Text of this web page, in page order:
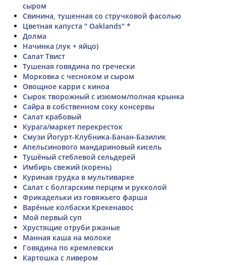
сыром
Свинина, тушенная со стручковой фасолью
Цветная капуста " Oaklands" *
Долма
Начинка (лук + яйцо)
Салат Твист
Тушеная говядина по гречески
Морковка с чесноком и сыром
Овощное карри с киноа
Сырок творожный с изюмом/полная крынка
Сайра в собственном соку консервы
Салат крабовый
Курага/маркет перекресток
Смузи Йогурт-Клубника-Банан-Базилик
Апельсинового мандариновый кисель
Тушёный стеблевой сельдерей
Имбирь свежий (корень)
Куриная грудка в мультиварке
Салат с болгарским перцем и рукколой
Фрикадельки из говяжьего фарша
Варёные колбаски Крекенавос
Мой первый суп
Хрустящие отруби ржаные
Манная каша на молоке
Говядина по кремлевски
Картошка с ливером